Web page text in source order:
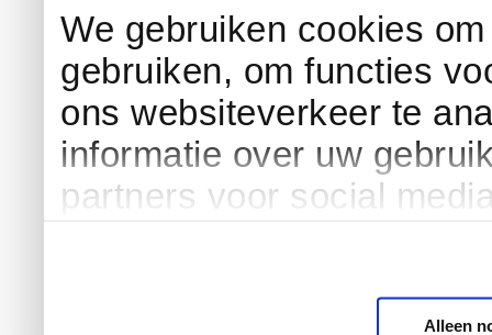
We gebruiken cookies
gebruiken, om functies
ons websiteverkeer te
informatie over uw
partners voor social
Alleen